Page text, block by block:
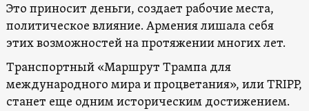
Это приносит деньги, создает рабочие места,
политическое влияние. Армения лишала себя
этих возможностей на протяжении многих лет.
Транспортный «Маршрут Трампа для
международного мира и процветания», или TRIPP,
станет еще одним историческим достижением.